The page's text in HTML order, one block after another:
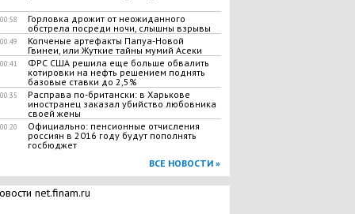
00:58
Горловка дрожит от неожиданного
обстрела посреди ночи, слышны взрывы
00:49
Копченые артефакты Папуа-Новой
Гвинеи, или Жуткие тайны мумий Асеки
00:41
ФРС США решила еще больше обвалить
котировки на нефть решением поднять
базовые ставки до 2,5%
00:35
Расправа по-британски: в Харькове
иностранец заказал убийство любовника
своей жены
00:20
Официально: пенсионные отчисления
россиян в 2016 году будут пополнять
госбюджет
ВСЕ НОВОСТИ »
net.finam.ru